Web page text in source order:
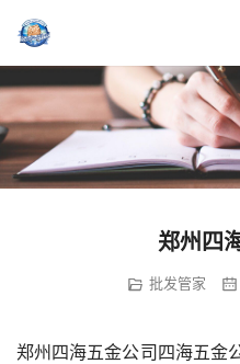
郑州四
批发管家
郑州四海五金公司四海五金